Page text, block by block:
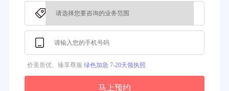
39分钟前用户提问：
3分钟前用户提问：注册新加坡公司要求？
价美质优、臻享尊服 绿色加急 7-20天领执照
马上预约